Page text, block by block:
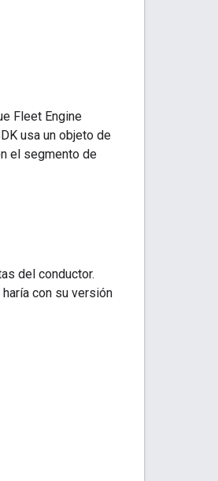
Fleet Engine
usa un objeto de
el segmento de
del conductor.
con su versión